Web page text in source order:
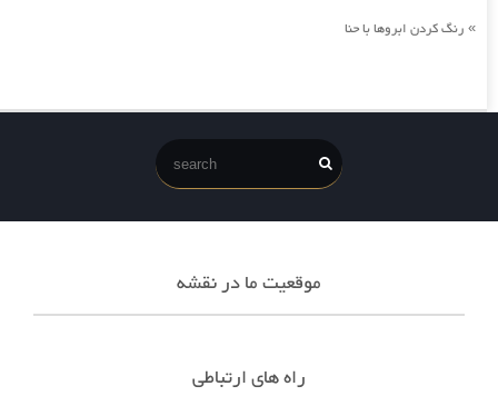
» رنگ کردن ابروها با حنا
موقعیت ما در نقشه
راه های ارتباطی